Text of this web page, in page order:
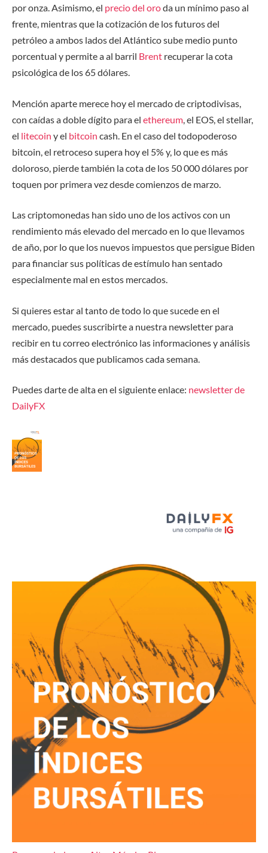
por onza. Asimismo, el precio del oroda un mínimo paso al
frente, mientras que la cotización de los futuros del
petróleo a ambos lados del Atlántico sube medio punto
porcentual y permite a al barril Brent recuperar la cota
psicológica de los 65 dólares.
Mención aparte merece hoy el mercado de criptodivisas,
con caídas a doble dígito para el ethereum , el EOS, el stellar,
el litecoin y el bitcoin cash. En el caso del todopoderoso
bitcoin, el retroceso supera hoy el 5% y, lo que es más
doloroso, pierde también la cota de los 50 000 dólares por
toquen por primera vez desde comienzos de marzo.
Las criptomonedas han sido uno de los activos con un
rendimiento más elevado del mercado en lo que llevamos
de año, por lo que los nuevos impuestos que persigue Biden
para financiar sus políticas de estímulo han sentado
especialmente mal en estos mercados.
Si quieres estar al tanto de todo lo que sucede en el
mercado, puedes suscribirte a nuestra newsletter para
recibir en tu correo electrónico las informaciones y análisis
más destacados que publicamos cada semana.
Puedes darte de alta en el siguiente enlace: newsletter de
DailyFX